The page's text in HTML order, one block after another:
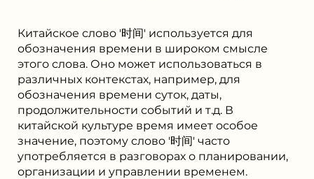
Китайское слово '时间' используется для
обозначения времени в широком смысле
этого слова. Оно может использоваться в
различных контекстах, например, для
обозначения времени суток, даты,
продолжительности событий и т.д. В
китайской культуре время имеет особое
значение, поэтому слово '时间' часто
употребляется в разговорах о планировании,
организации и управлении временем.